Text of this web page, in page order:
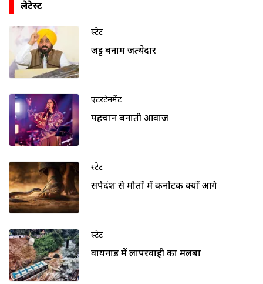
लेटेस्ट
स्टेट
जट्ट बनाम जत्थेदार
एंटरटेनमेंट
पहचान बनाती आवाज
स्टेट
सर्पदंश से मौतों में कर्नाटक क्यों आगे
स्टेट
वायनाड में लापरवाही का मलबा